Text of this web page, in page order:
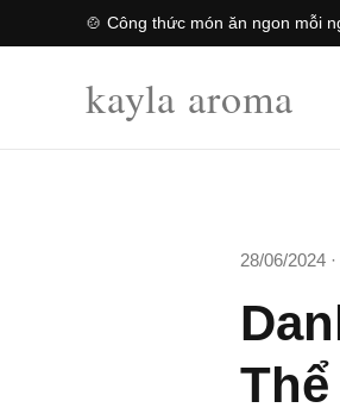
🍲 Công thức món ăn ngon mỗi
kayla aroma
28/06/2024 ·